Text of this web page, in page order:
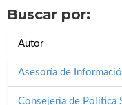
Buscar por:
Autor
Asesoría de
Consejería de Política